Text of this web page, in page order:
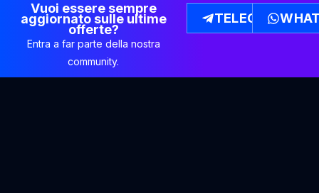
Vuoi essere sempre
aggiornato sulle ultime
offerte?
Entra a far parte della nostra
community.
TELEGRAM